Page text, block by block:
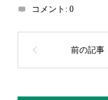
コメント: 0